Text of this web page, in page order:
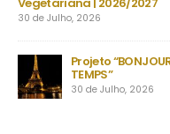
| “LES CHEVALIERS DU